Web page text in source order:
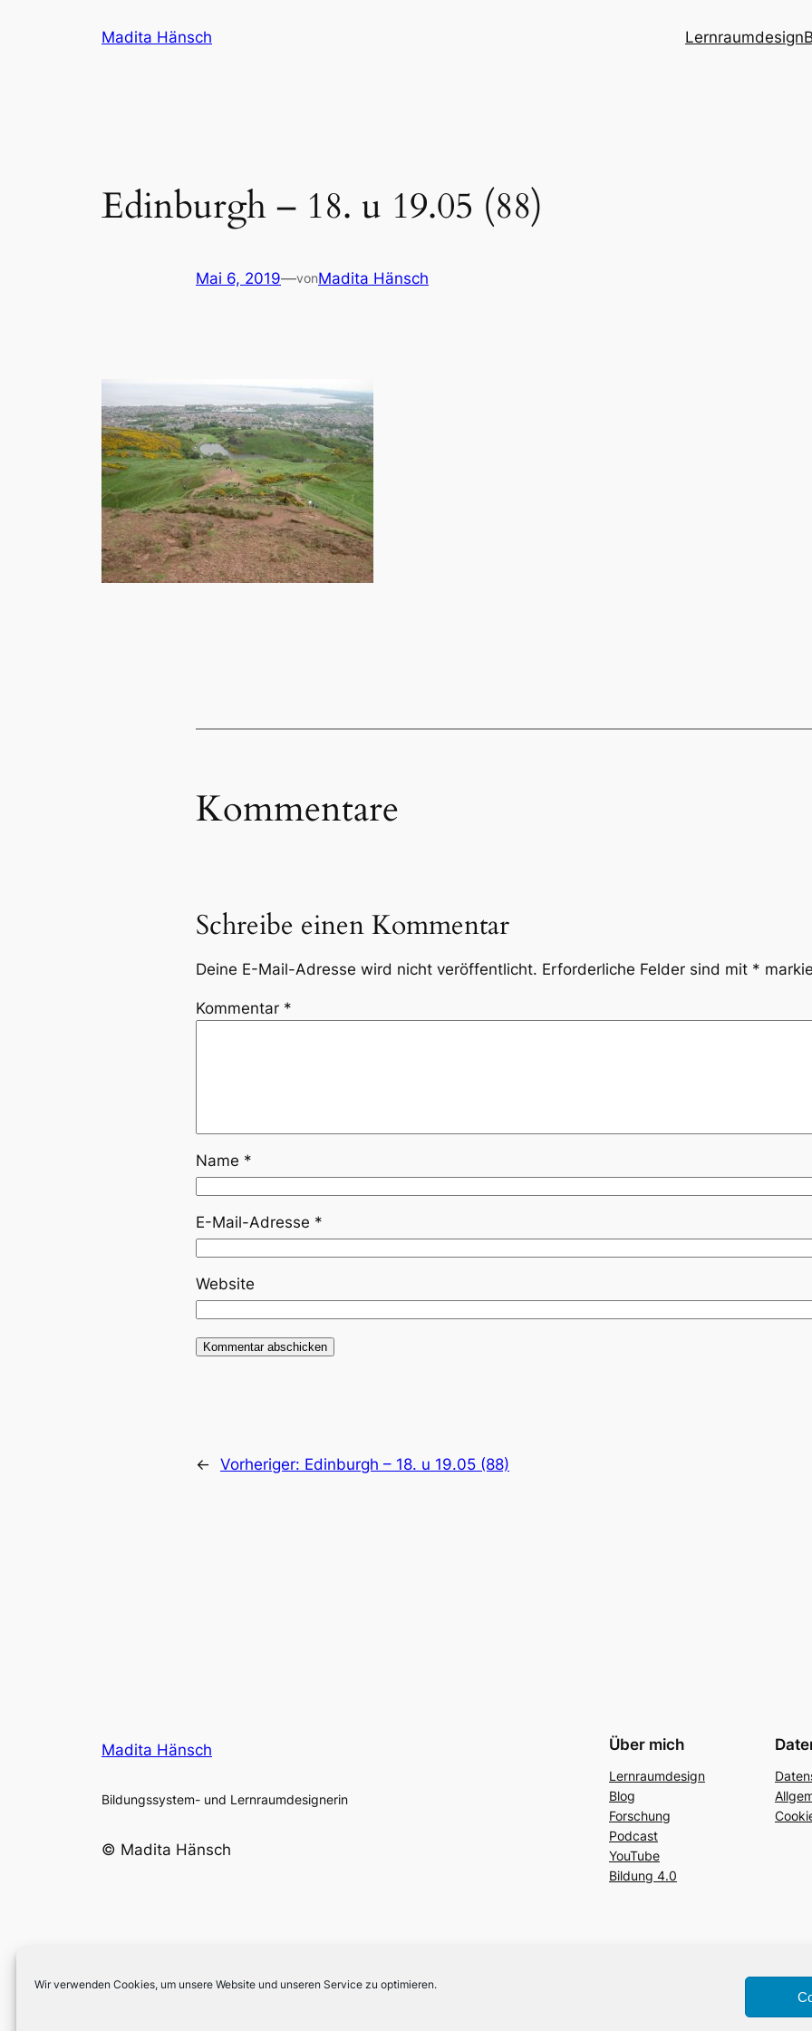
Wir verwenden Cookies, um unsere Website und unseren Service zu optimieren.
Madita Hänsch Lernraumdesign
Edinburgh – 18. u 19.05 (88)
Mai 6, 2019—vonMadita Hänsch
Kommentare
Schreibe einen Kommentar
Deine E-Mail-Adresse wird nicht veröffentlicht. Erforderliche Felder sind mit *
Kommentar *
Name *
E-Mail-Adresse *
Website
← Vorheriger: Edinburgh – 18. u 19.05 (88)
Madita Hänsch
Bildungssystem- und Lernraumdesignerin
© Madita Hänsch
Über mich
Lernraumdesign
Blog
Forschung
Podcast
YouTube
Bildung 4.0